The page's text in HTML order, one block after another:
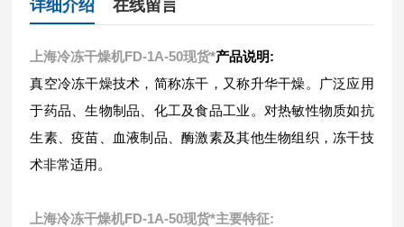
详细介绍 在线留言
上海冷冻干燥机FD-1A-50现货*产品说明:
真空冷冻干燥技术，简称冻干，又称升华干燥。广泛应用
于药品、生物制品、化工及食品工业。对热敏性物质如抗
生素、疫苗、血液制品、酶激素及其他生物组织，冻干技
术非常适用。
上海冷冻干燥机FD-1A-50现货*主要特征: